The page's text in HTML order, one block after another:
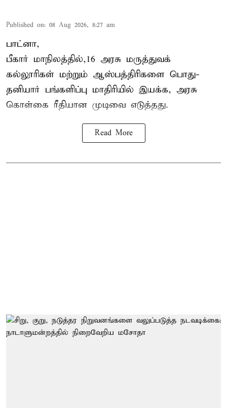
Published on: 08 Aug 2026, 8:27 am
பாட்னா,
பீகார் மாநிலத்தில்,16 அரசு மருத்துவக்
கல்லூரிகள் மற்றும் ஆஸ்பத்திரிகளை பொது-
தனியார் பங்களிப்பு மாதிரியில் இயக்க, அரசு
கொள்கை ரீதியான முடிவை எடுத்தது.
Read More